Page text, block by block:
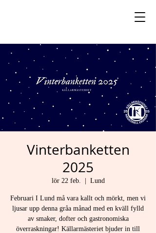
Vinterbanketten
2025
lör 22 feb. Lund
Februari I Lund må vara kallt och mörkt, men vi
ljusar upp denna gråa månad med en kväll fylld
av smaker, dofter och gastronomiska
överraskningar! Källarmästeriet bjuder in till